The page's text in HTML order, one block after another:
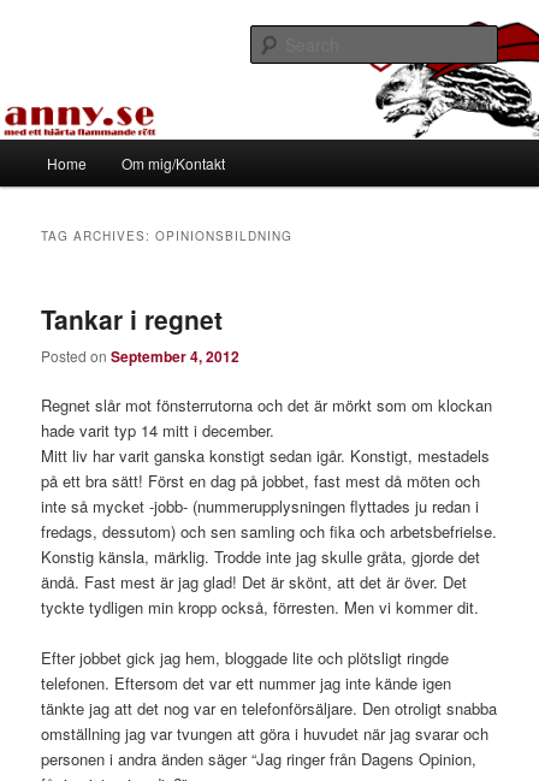
Tapirhen
Home Om mig/Kontakt
TAG ARCHIVES:OPINIONSBILDNING
Tankar i regnet
Posted onSeptember 4, 2012
Regnet slår mot fönsterrutorna och det är mörkt som om klockan
hade varit typ 14 mitt i december.
Mitt liv har varit ganska konstigt sedan igår. Konstigt, mestadels
på ett bra sätt! Först en dag på jobbet, fast mest då möten och
inte så mycket -jobb- (nummerupplysningen flyttades ju redan i
fredags, dessutom) och sen samling och fika och arbetsbefrielse.
Konstig känsla, märklig. Trodde inte jag skulle gråta, gjorde det
ändå. Fast mest är jag glad! Det är skönt, att det är över. Det
tyckte tydligen min kropp också, förresten. Men vi kommer dit.
Efter jobbet gick jag hem, bloggade lite och plötsligt ringde
telefonen. Eftersom det var ett nummer jag inte kände igen
tänkte jag att det nog var en telefonförsäljare. Den otroligt snabba
omställning jag var tvungen att göra i huvudet när jag svarar och
personen i andra änden säger “Jag ringer från Dagens Opinion,